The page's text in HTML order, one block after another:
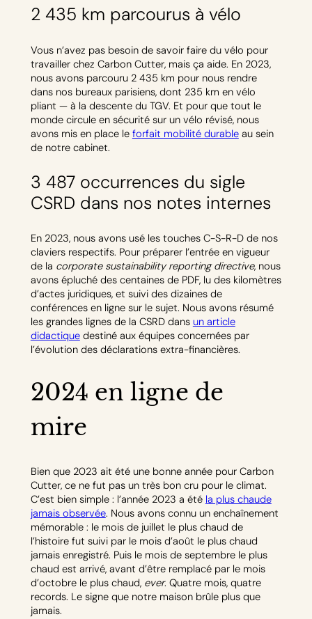
2 435 km parcourus à vélo
Vous n’avez pas besoin de savoir faire du vélo pour
travailler chez Carbon Cutter, mais ça aide. En 2023,
nous avons parcouru 2 435 km pour nous rendre
dans nos bureaux parisiens, dont 235 km en vélo
pliant — à la descente du TGV. Et pour que tout le
monde circule en sécurité sur un vélo révisé, nous
avons mis en place le forfait mobilité durableau sein
de notre cabinet.
3 487 occurrences du sigle
CSRD dans nos notes internes
En 2023, nous avons usé les touches C-S-R-D de nos
claviers respectifs. Pour préparer l’entrée en vigueur
de la corporate sustainability reporting directive, nous
avons épluché des centaines de PDF, lu des kilomètres
d’actes juridiques, et suivi des dizaines de
conférences en ligne sur le sujet. Nous avons résumé
les grandes lignes de la CSRD dans un article
didactiquedestiné aux équipes concernées par
l’évolution des déclarations extra-financières.
2024 en ligne de
mire
Bien que 2023 ait été une bonne année pour Carbon
Cutter, ce ne fut pas un très bon cru pour le climat.
C’est bien simple : l’année 2023 a été la plus chaude
jamais observée. Nous avons connu un enchaînement
mémorable : le mois de juillet le plus chaud de
l’histoire fut suivi par le mois d’août le plus chaud
jamais enregistré. Puis le mois de septembre le plus
chaud est arrivé, avant d’être remplacé par le mois
d’octobre le plus chaud, ever. Quatre mois, quatre
records. Le signe que notre maison brûle plus que
jamais.